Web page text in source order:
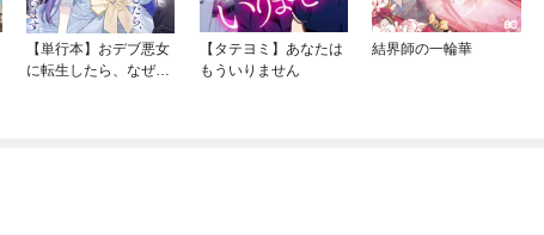
【単行本】おデブ悪女
に転生したら、なぜか
【タテヨミ】あなたは
もういりません
結界師の一輪華